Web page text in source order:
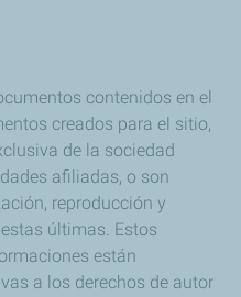
contenidos en el
creados para el sitio,
de la sociedad
afiliadas, o son
reproducción y
últimas. Estos
están
a los derechos de autor